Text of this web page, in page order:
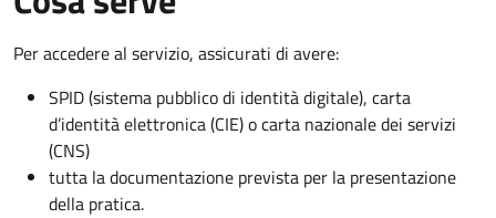
Per accedere al servizio, assicurati di avere:
SPID (sistema pubblico di identità digitale), carta
d’identità elettronica (CIE) o carta nazionale dei servizi
(CNS)
tutta la documentazione prevista per la presentazione
della pratica.